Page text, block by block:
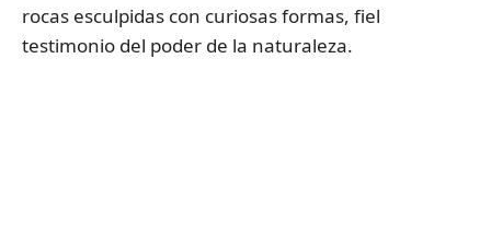
rocas esculpidas con curiosas formas, fiel
testimonio del poder de la naturaleza.